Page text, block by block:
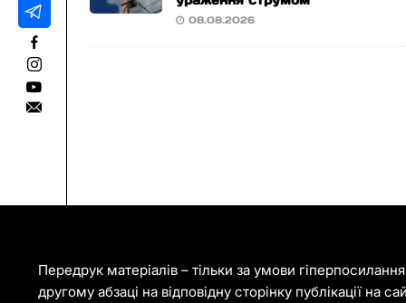
08.08.2026
Передрук матеріалів – тільки за умови
другому абзаці на відповідну сторінку публікації на